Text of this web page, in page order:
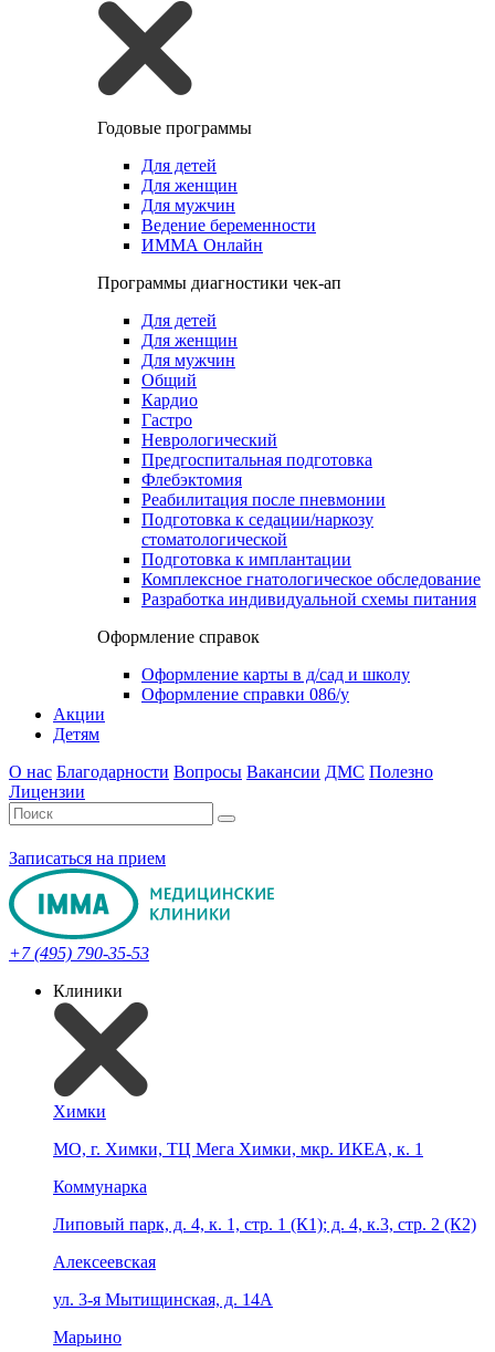
Годовые программы
Для детей
Для женщин
Для мужчин
Ведение беременности
ИММА Онлайн
Программы диагностики чек-ап
Для детей
Для женщин
Для мужчин
Общий
Кардио
Гастро
Неврологический
Предгоспитальная подготовка
Флебэктомия
Реабилитация после пневмонии
Подготовка к седации/наркозу
стоматологической
Подготовка к имплантации
Комплексное гнатологическое обследование
Разработка индивидуальной схемы питания
Оформление справок
Оформление карты в д/сад и школу
Оформление справки 086/у
Акции
Детям
О нас Благодарности Вопросы Вакансии ДМС Полезно
Лицензии
Записаться на прием
+7 (495) 790-35-53
Клиники
Химки
МО, г. Химки, ТЦ Мега Химки, мкр. ИКЕА, к. 1
Коммунарка
Липовый парк, д. 4, к. 1, стр. 1 (К1); д. 4, к.3, стр. 2 (К2)
Алексеевская
ул. 3-я Мытищинская, д. 14А
Марьино